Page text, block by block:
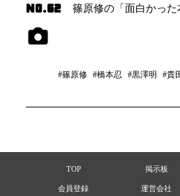
NO.62 篠原修の「面白かった
#篠原修 #橋本忍 #黒澤明 #貴
TOP 掲示板
会員登録 運営会社